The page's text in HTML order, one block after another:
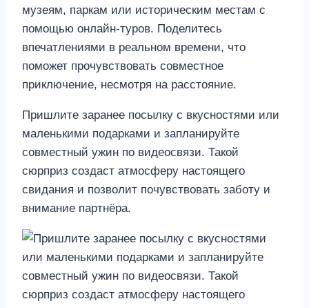
музеям, паркам или историческим местам с
помощью онлайн-туров. Поделитесь
впечатлениями в реальном времени, что
поможет прочувствовать совместное
приключение, несмотря на расстояние.
Пришлите заранее посылку с вкусностями или
маленькими подарками и запланируйте
совместный ужин по видеосвязи. Такой
сюрприз создаст атмосферу настоящего
свидания и позволит почувствовать заботу и
внимание партнёра.